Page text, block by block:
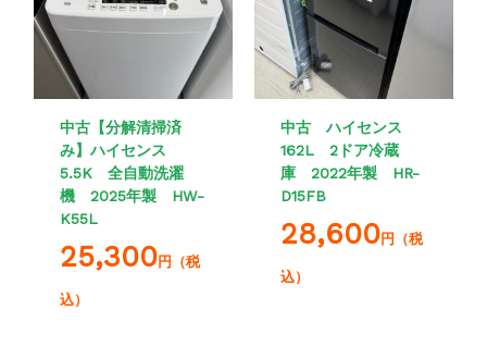
中古【分解清掃済
み】ハイセンス
5.5K 全自動洗濯
機 2025年製 HW-
K55L
25,300円（税
込）
中古 ハイセンス
162L 2ドア冷蔵
庫 2022年製 HR-
D15FB
28,600円（税
込）